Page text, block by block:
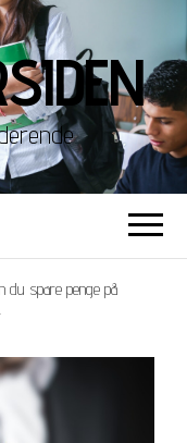
du spare penge på